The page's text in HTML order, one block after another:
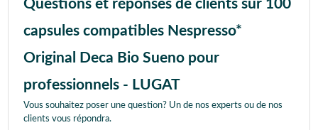
Questions et réponses de clients sur 100
capsules compatibles Nespresso*
Original Deca Bio Sueno pour
professionnels - LUGAT
Vous souhaitez poser une question? Un de nos experts ou de nos
clients vous répondra.